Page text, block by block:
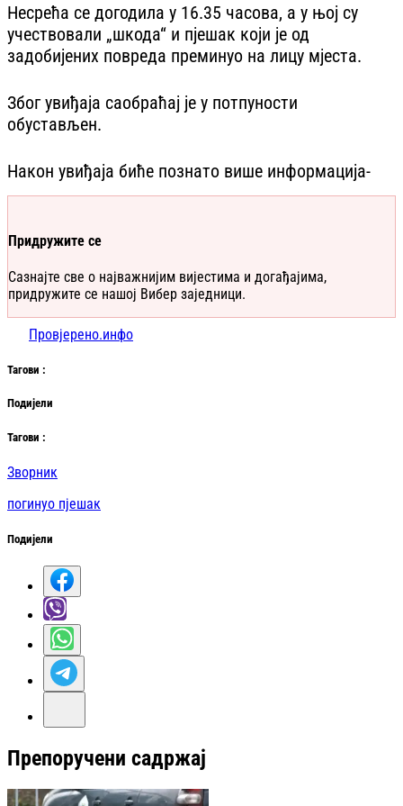
Несрећа се догодила у 16.35 часова, а у њој су
учествовали „шкода“ и пјешак који је од
задобијених повреда преминуо на лицу мјеста.
Због увиђаја саобраћај је у потпуности
обустављен.
Након увиђаја биће познато више информација-
Придружите се
Сазнајте све о најважнијим вијестима и догађајима,
придружите се нашој Вибер заједници.
Провјерено.инфо
Тагови :
Подијели
Тагови :
Зворник
погинуо пјешак
Подијели
Препоручени садржај